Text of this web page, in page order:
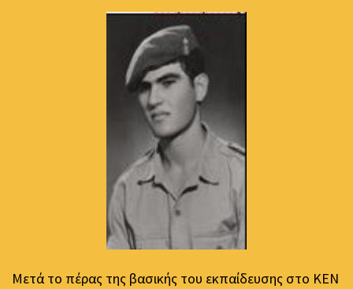
Μετά το πέρας της βασικής του εκπαίδευσης στο ΚΕΝ